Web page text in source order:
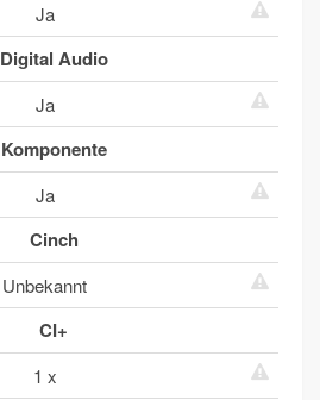
Ja
Digital Audio
Ja
Komponente
Ja
Cinch
Unbekannt
CI+
1 x